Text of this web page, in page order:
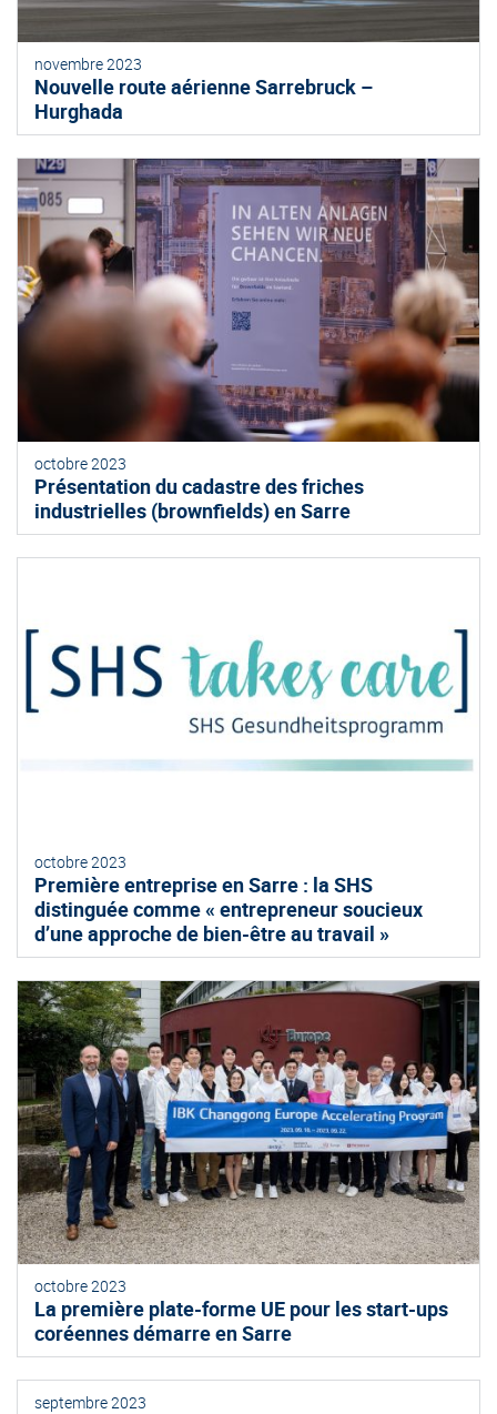
novembre 2023
Nouvelle route aérienne Sarrebruck –
Hurghada
octobre 2023
Présentation du cadastre des friches
industrielles (brownfields) en Sarre
octobre 2023
Première entreprise en Sarre : la SHS
distinguée comme « entrepreneur soucieux
d’une approche de bien-être au travail »
octobre 2023
La première plate-forme UE pour les start-ups
coréennes démarre en Sarre
septembre 2023